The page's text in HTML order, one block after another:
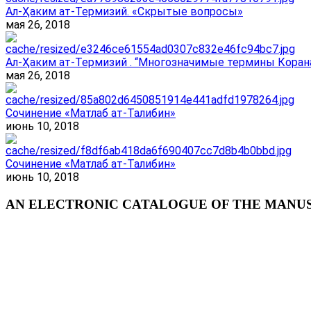
Ал-Ҳаким ат-Термизий. «Скрытые вопросы»
мая 26, 2018
Ал-Ҳаким ат-Термизий . “Многозначимые термины
мая 26, 2018
Сочинение «Матлаб ат-Талибин»
июнь 10, 2018
Сочинение «Матлаб ат-Талибин»
июнь 10, 2018
AN ELECTRONIC CATALOGUE OF THE